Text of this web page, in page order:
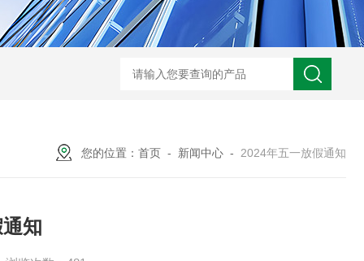
HZC-30A药厂车间水冷空调机 HZOT-30-24
您的位置： 首页 - 新闻中心 - 2024年五一放假通知
知